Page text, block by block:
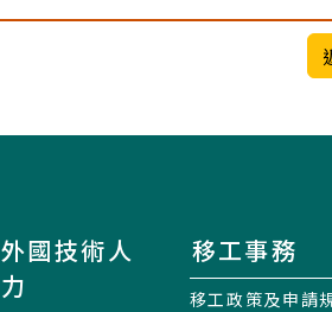
外國技術人
力
移工事務
移工政策及申請